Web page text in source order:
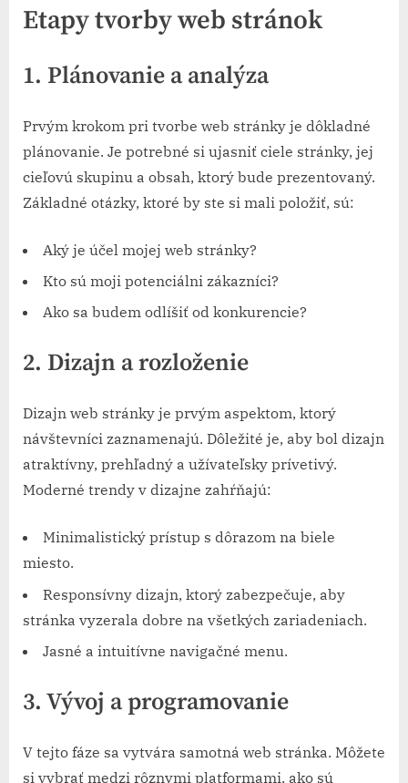
Etapy tvorby web stránok
1. Plánovanie a analýza
Prvým krokom pri tvorbe web stránky je dôkladné
plánovanie. Je potrebné si ujasniť ciele stránky, jej
cieľovú skupinu a obsah, ktorý bude prezentovaný.
Základné otázky, ktoré by ste si mali položiť, sú:
Aký je účel mojej web stránky?
Kto sú moji potenciálni zákazníci?
Ako sa budem odlíšiť od konkurencie?
2. Dizajn a rozloženie
Dizajn web stránky je prvým aspektom, ktorý
návštevníci zaznamenajú. Dôležité je, aby bol dizajn
atraktívny, prehľadný a užívateľsky prívetivý.
Moderné trendy v dizajne zahŕňajú:
Minimalistický prístup s dôrazom na biele
miesto.
Responsívny dizajn, ktorý zabezpečuje, aby
stránka vyzerala dobre na všetkých zariadeniach.
Jasné a intuitívne navigačné menu.
3. Vývoj a programovanie
V tejto fáze sa vytvára samotná web stránka. Môžete
si vybrať medzi rôznymi platformami, ako sú